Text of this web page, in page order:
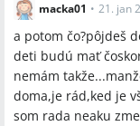
macka01 • 21. jan
a potom čo?pôjdeš
deti budú mať
nemám
doma,je rád,ked je
som rada neaku